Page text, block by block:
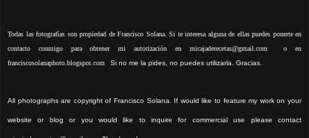
Todas las fotografías son propiedad de Francisco Solana. Si te interesa alguna de ellas puedes ponerte en
contacto conmigo para obtener mi autorización en micajaderecetas@gmail.com o en
franciscosolanaphoto.blogspot.com
Si no me la pides, no puedes utilizarla. Gracias.
All photographs are copyright of Francisco Solana. If would like to feature my work on your
website or blog or you would like to inquire for commercial use please contact